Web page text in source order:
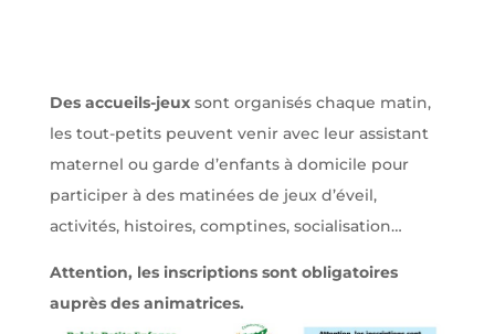
Des accueils-jeuxsont organisés chaque matin,
les tout-petits peuvent venir avec leur assistant
maternel ou garde d’enfants à domicile pour
participer à des matinées de jeux d’éveil,
activités, histoires, comptines, socialisation…
Attention, les inscriptions sont obligatoires
auprès des animatrices.